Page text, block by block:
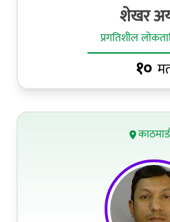
शेखर
प्रगतिशील
१०